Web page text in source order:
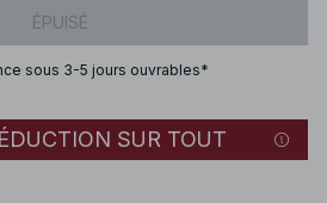
ÉPUISÉ
sous 3-5 jours ouvrables*
SUR TOUT